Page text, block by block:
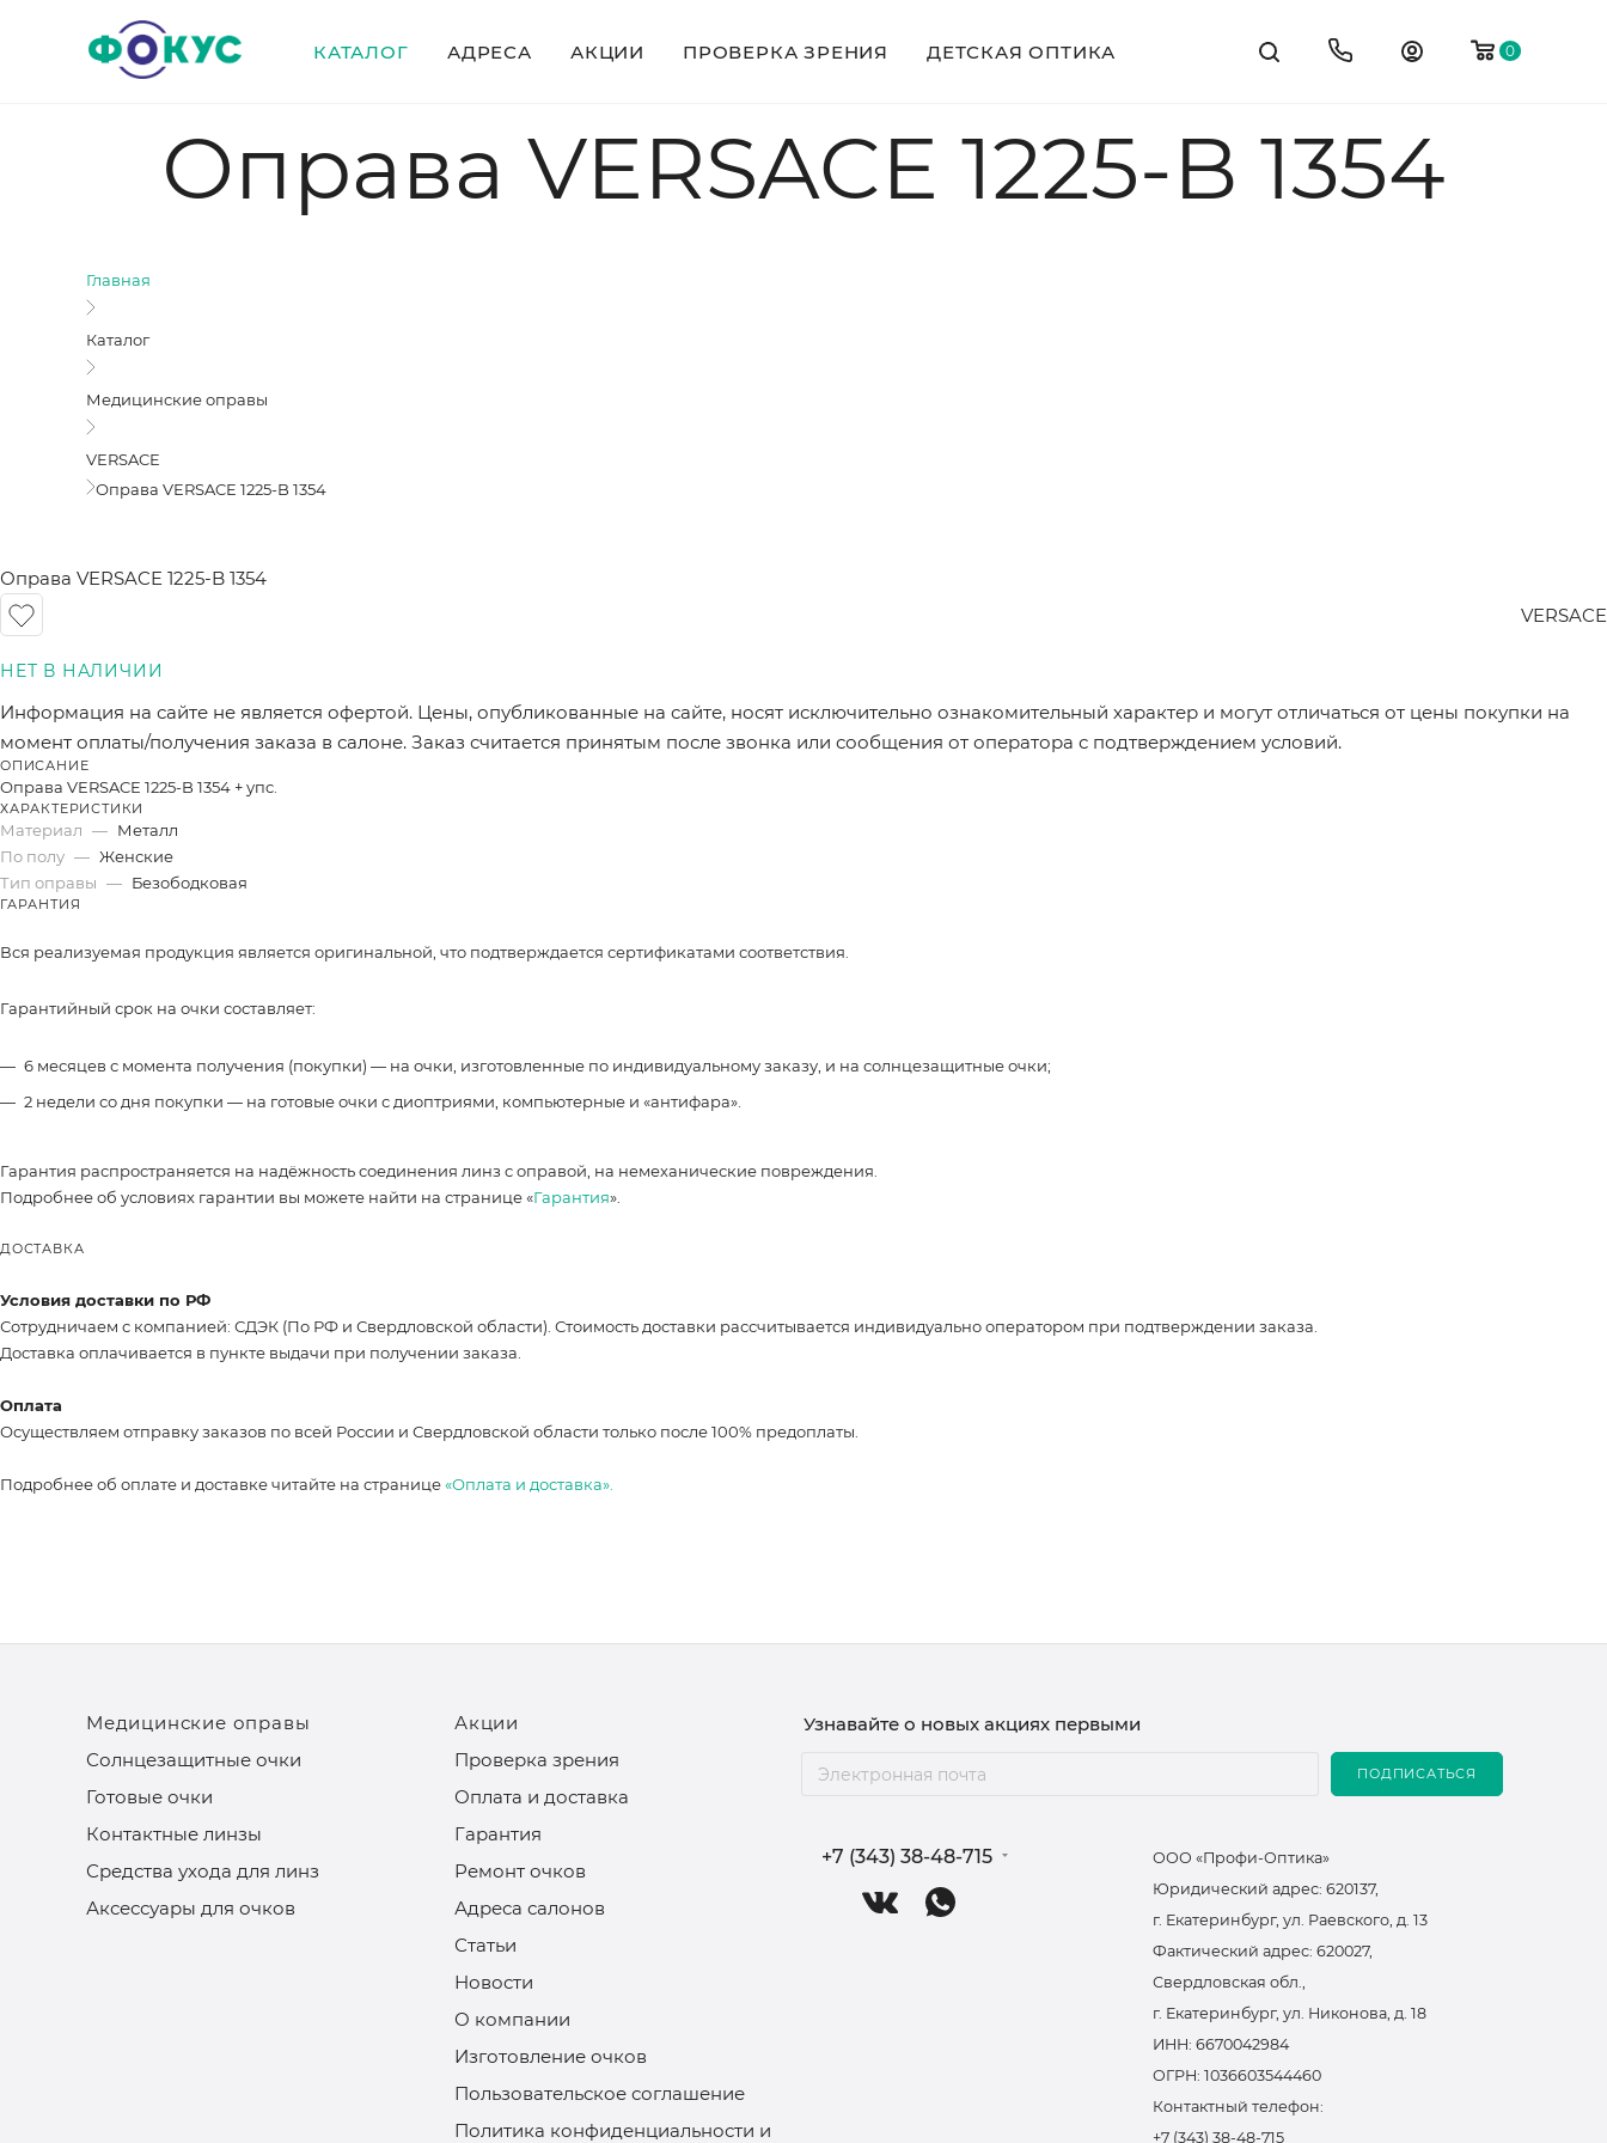
0
КАТАЛОГ АДРЕСА АКЦИИ ПРОВЕРКА ЗРЕНИЯ ДЕТСКАЯ ОПТИКА
Оправа VERSACE 1225-B 1354
Главная
Каталог
Медицинские оправы
VERSACE
Оправа VERSACE 1225-B 1354
Оправа VERSACE 1225-B 1354
VERSACE
Информация на сайте не является офертой. Цены, опубликованные на сайте, носят исключительно ознакомительный характер и могут отличаться от цены покупки на
момент оплаты/получения заказа в салоне. Заказ считается принятым после звонка или сообщения от оператора с подтверждением условий.
ОПИСАНИЕ
Оправа VERSACE 1225-B 1354 + упc.
ХАРАКТЕРИСТИКИ
Материал — Металл
По полу — Женские
Тип оправы — Безободковая
ГАРАНТИЯ
Вся реализуемая продукция является оригинальной, что подтверждается сертификатами соответствия.
Гарантийный срок на очки составляет:
6 месяцев с момента получения (покупки) — на очки, изготовленные по индивидуальному заказу, и на солнцезащитные очки;
2 недели со дня покупки — на готовые очки с диоптриями, компьютерные и «антифара».
Гарантия распространяется на надёжность соединения линз с оправой, на немеханические повреждения.
Подробнее об условиях гарантии вы можете найти на странице «Гарантия».
ДОСТАВКА
Условия доставки по РФ
Сотрудничаем с компанией: СДЭК (По РФ и Свердловской области). Стоимость доставки рассчитывается индивидуально оператором при подтверждении заказа.
Доставка оплачивается в пункте выдачи при получении заказа.
Оплата
Осуществляем отправку заказов по всей России и Свердловской области только после 100% предоплаты.
Подробнее об оплате и доставке читайте на странице«Оплата и доставка».
Медицинские оправы
Солнцезащитные очки
Готовые очки
Контактные линзы
Средства ухода для линз
Аксессуары для очков
Акции
Проверка зрения
Оплата и доставка
Гарантия
Ремонт очков
Адреса салонов
Статьи
Новости
О компании
Изготовление очков
Пользовательское соглашение
Политика конфиденциальности и
Узнавайте о новых акциях первыми
ПОДПИСАТЬСЯ
+7 (343) 38-48-715
ООО «Профи-Оптика»
Юридический адрес: 620137,
г. Екатеринбург, ул. Раевского, д. 13
Фактический адрес: 620027,
Свердловская обл.,
г. Екатеринбург, ул. Никонова, д. 18
ИНН: 6670042984
ОГРН: 1036603544460
Контактный телефон:
+7 (343) 38-48-715